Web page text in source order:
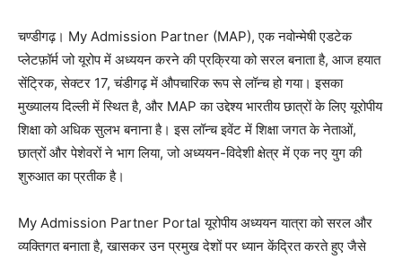
चण्डीगढ़। My Admission Partner (MAP), एक नवोन्मेषी एडटेक
प्लेटफ़ॉर्म जो यूरोप में अध्ययन करने की प्रक्रिया को सरल बनाता है, आज हयात
सेंट्रिक, सेक्टर 17, चंडीगढ़ में औपचारिक रूप से लॉन्च हो गया। इसका
मुख्यालय दिल्ली में स्थित है, और MAP का उद्देश्य भारतीय छात्रों के लिए यूरोपीय
शिक्षा को अधिक सुलभ बनाना है। इस लॉन्च इवेंट में शिक्षा जगत के नेताओं,
छात्रों और पेशेवरों ने भाग लिया, जो अध्ययन-विदेशी क्षेत्र में एक नए युग की
शुरुआत का प्रतीक है।
My Admission Partner Portal यूरोपीय अध्ययन यात्रा को सरल और
व्यक्तिगत बनाता है, खासकर उन प्रमुख देशों पर ध्यान केंद्रित करते हुए जैसे